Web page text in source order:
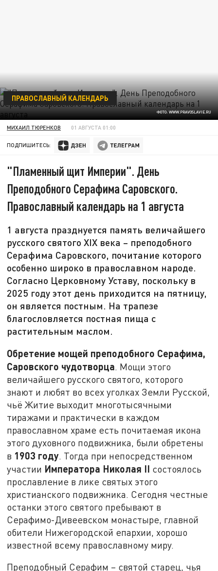
ФОТО: WWW.PRAVOSLAVIE.RU
ПРАВОСЛАВНЫЙ КАЛЕНДАРЬ
МИХАИЛ ТЮРЕНКОВ 01 АВГУСТА 01:00
ПОДПИШИТЕСЬ:
"Пламенный щит Империи". День
Преподобного Серафима Саровского.
Православный календарь на 1 августа
1 августа празднуется память величайшего
русского святого XIX века – преподобного
Серафима Саровского, почитание которого
особенно широко в православном народе.
Согласно Церковному Уставу, поскольку в
2025 году этот день приходится на пятницу,
он является постным. На трапезе
благословляется постная пища с
растительным маслом.
Обретение мощей преподобного Серафима,
Саровского чудотворца. Мощи этого
величайшего русского святого, которого
знают и любят во всех уголках Земли Русской,
чьё Житие выходит многотысячными
тиражами и практически в каждом
православном храме есть почитаемая икона
этого духовного подвижника, были обретены
в 1903 году. Тогда при непосредственном
участии Императора Николая II состоялось
прославление в лике святых этого
христианского подвижника. Сегодня честные
останки этого святого пребывают в
Серафимо-Дивеевском монастыре, главной
обители Нижегородской епархии, хорошо
известной всему православному миру.
Преподобный Серафим – святой старец, чья